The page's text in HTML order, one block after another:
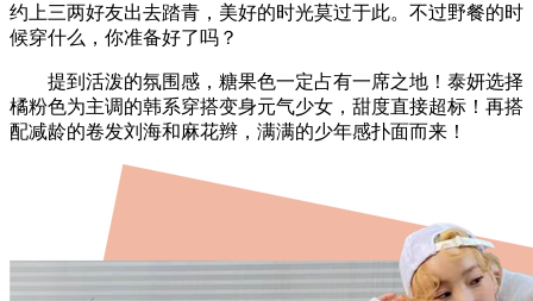
约上三两好友出去踏青，美好的时光莫过于此。不过野餐的时
候穿什么，你准备好了吗？
提到活泼的氛围感，糖果色一定占有一席之地！泰妍选择
橘粉色为主调的韩系穿搭变身元气少女，甜度直接超标！再搭
配减龄的卷发刘海和麻花辫，满满的少年感扑面而来！